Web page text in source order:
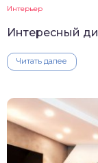
Интерьер
Интересный
Читать далее